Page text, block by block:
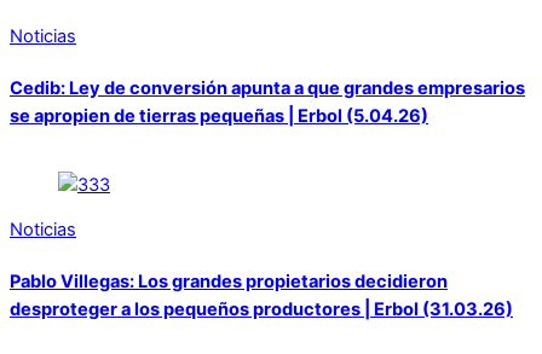
Noticias
Cedib: Ley de conversión apunta a que grandes empresarios
se apropien de tierras pequeñas | Erbol (5.04.26)
Noticias
Pablo Villegas: Los grandes propietarios decidieron
desproteger a los pequeños productores | Erbol (31.03.26)